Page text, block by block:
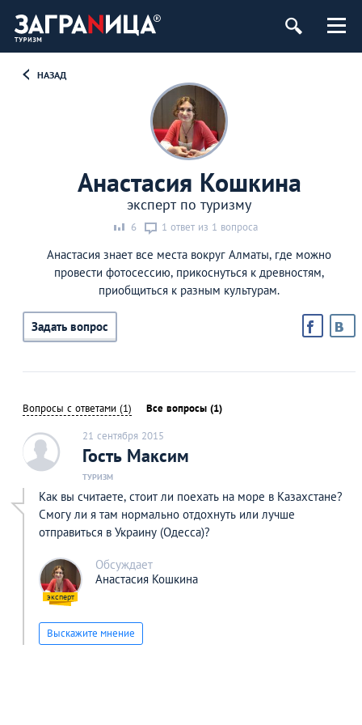
НАЗАД
Анастасия Кошкина
эксперт по туризму
6 1 ответ из 1 вопроса
Анастасия знает все места вокруг Алматы, где можно
провести фотосессию, прикоснуться к древностям,
приобщиться к разным культурам.
Задать вопрос
Вопросы с ответами (1) Все вопросы (1)
c 21 сентября 2015
Гость Максим
ТУРИЗМ
Как вы считаете, стоит ли поехать на море в Казахстане?
Смогу ли я там нормально отдохнуть или лучше
отправиться в Украину (Одесса)?
Обсуждает
Анастасия Кошкина
Выскажите мнение